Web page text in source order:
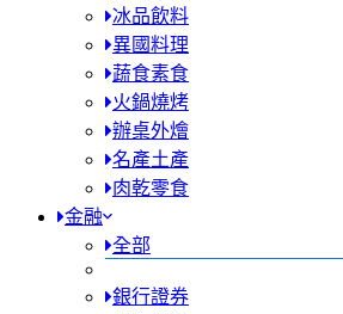
冰品飲料
異國料理
蔬食素食
火鍋燒烤
辦桌外燴
名產土產
肉乾零食
金融
全部
銀行證券